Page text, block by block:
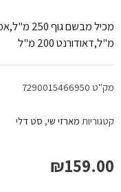
מ"ל,דאודורנט 200 מ"ל
מק"ט 7290015466950
קטגוריות מארזי שי, סט דלי
₪159.00